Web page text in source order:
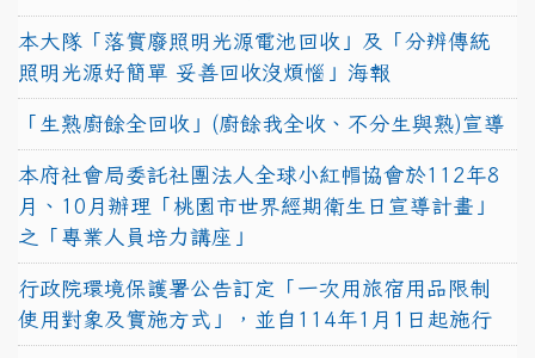
本大隊「落實廢照明光源電池回收」及「分辨傳統
照明光源好簡單 妥善回收沒煩惱」海報
「生熟廚餘全回收」(廚餘我全收、不分生與熟)宣導
本府社會局委託社團法人全球小紅帽協會於112年8
月、10月辦理「桃園市世界經期衛生日宣導計畫」
之「專業人員培力講座」
行政院環境保護署公告訂定「一次用旅宿用品限制
使用對象及實施方式」，並自114年1月1日起施行